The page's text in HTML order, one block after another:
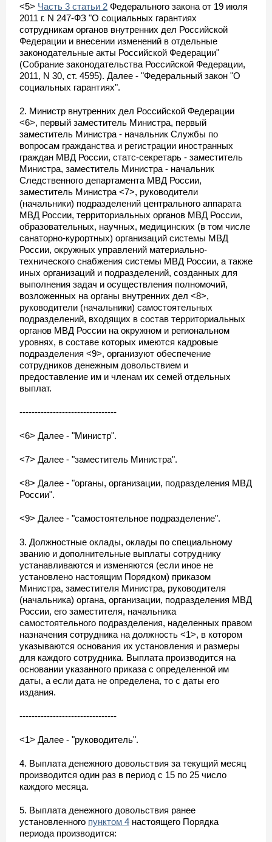
<5> Часть 3 статьи 2 Федерального закона от 19 июля
2011 г. N 247-ФЗ "О социальных гарантиях
сотрудникам органов внутренних дел Российской
Федерации и внесении изменений в отдельные
законодательные акты Российской Федерации"
(Собрание законодательства Российской Федерации,
2011, N 30, ст. 4595). Далее - "Федеральный закон "О
социальных гарантиях".
2. Министр внутренних дел Российской Федерации
<6>, первый заместитель Министра, первый
заместитель Министра - начальник Службы по
вопросам гражданства и регистрации иностранных
граждан МВД России, статс-секретарь - заместитель
Министра, заместитель Министра - начальник
Следственного департамента МВД России,
заместитель Министра <7>, руководители
(начальники) подразделений центрального аппарата
МВД России, территориальных органов МВД России,
образовательных, научных, медицинских (в том числе
санаторно-курортных) организаций системы МВД
России, окружных управлений материально-
технического снабжения системы МВД России, а также
иных организаций и подразделений, созданных для
выполнения задач и осуществления полномочий,
возложенных на органы внутренних дел <8>,
руководители (начальники) самостоятельных
подразделений, входящих в состав территориальных
органов МВД России на окружном и региональном
уровнях, в составе которых имеются кадровые
подразделения <9>, организуют обеспечение
сотрудников денежным довольствием и
предоставление им и членам их семей отдельных
выплат.
--------------------------------
<6> Далее - "Министр".
<7> Далее - "заместитель Министра".
<8> Далее - "органы, организации, подразделения МВД
России".
<9> Далее - "самостоятельное подразделение".
3. Должностные оклады, оклады по специальному
званию и дополнительные выплаты сотруднику
устанавливаются и изменяются (если иное не
установлено настоящим Порядком) приказом
Министра, заместителя Министра, руководителя
(начальника) органа, организации, подразделения МВД
России, его заместителя, начальника
самостоятельного подразделения, наделенных правом
назначения сотрудника на должность <1>, в котором
указываются основания их установления и размеры
для каждого сотрудника. Выплата производится на
основании указанного приказа с определенной им
даты, а если дата не определена, то с даты его
издания.
--------------------------------
<1> Далее - "руководитель".
4. Выплата денежного довольствия за текущий месяц
производится один раз в период с 15 по 25 число
каждого месяца.
5. Выплата денежного довольствия ранее
установленного пунктом 4 настоящего Порядка
периода производится: